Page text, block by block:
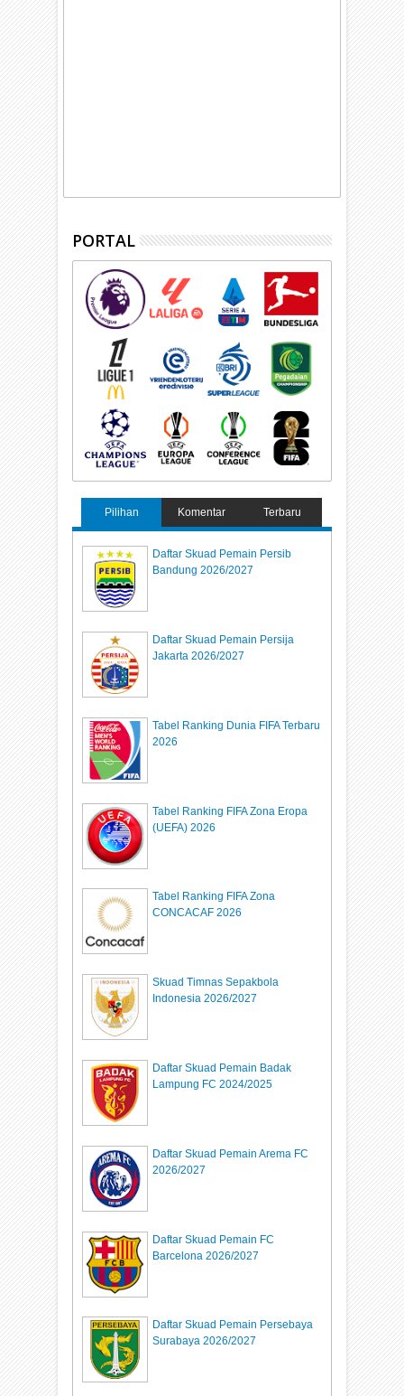
PORTAL
Pilihan Komentar Terbaru
Daftar Skuad Pemain Persib
Bandung 2026/2027
Daftar Skuad Pemain Persija
Jakarta 2026/2027
Tabel Ranking Dunia FIFA Terbaru
2026
Tabel Ranking FIFA Zona Eropa
(UEFA) 2026
Tabel Ranking FIFA Zona
CONCACAF 2026
Skuad Timnas Sepakbola
Indonesia 2026/2027
Daftar Skuad Pemain Badak
Lampung FC 2024/2025
Daftar Skuad Pemain Arema FC
2026/2027
Daftar Skuad Pemain FC
Barcelona 2026/2027
Daftar Skuad Pemain Persebaya
Surabaya 2026/2027